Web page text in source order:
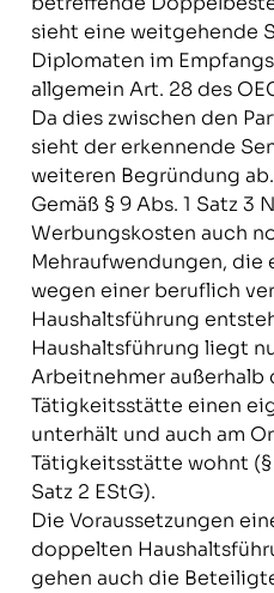
sieht eine weitgehende
Diplomaten im
allgemein Art. 28 des
Da dies zwischen den
sieht der erkennende
weiteren Begründung ab.
Gemäß § 9 Abs. 1 Satz 3
Werbungskosten auch
Mehraufwendungen, die
wegen einer beruflich
Haushaltsführung
Haushaltsführung liegt
Arbeitnehmer außerhalb
Tätigkeitsstätte einen
unterhält und auch am
Tätigkeitsstätte wohnt (§
Satz 2 EStG).
Die Voraussetzungen
doppelten
gehen auch die